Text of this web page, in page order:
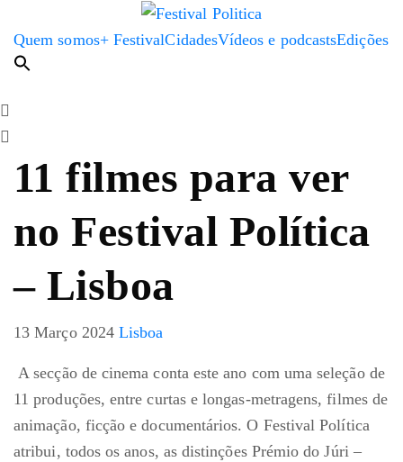
Quem somos+ FestivalCidadesVídeos e podcastsEdições
11 filmes para ver
no Festival Política
– Lisboa
13 Março 2024 Lisboa
A secção de cinema conta este ano com uma seleção de
11 produções, entre curtas e longas-metragens, filmes de
animação, ficção e documentários. O Festival Política
atribui, todos os anos, as distinções Prémio do Júri –